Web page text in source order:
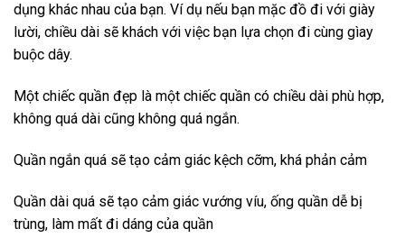
dụng khác nhau của bạn. Ví dụ nếu bạn mặc đồ đi với giày
lười, chiều dài sẽ khách với việc bạn lựa chọn đi cùng gìay
buộc dây.
Một chiếc quần đẹp là một chiếc quần có chiều dài phù hợp,
không quá dài cũng không quá ngắn.
Quần ngắn quá sẽ tạo cảm giác kệch cỡm, khá phản cảm
Quần dài quá sẽ tạo cảm giác vướng víu, ống quần dễ bị
trùng, làm mất đi dáng của quần